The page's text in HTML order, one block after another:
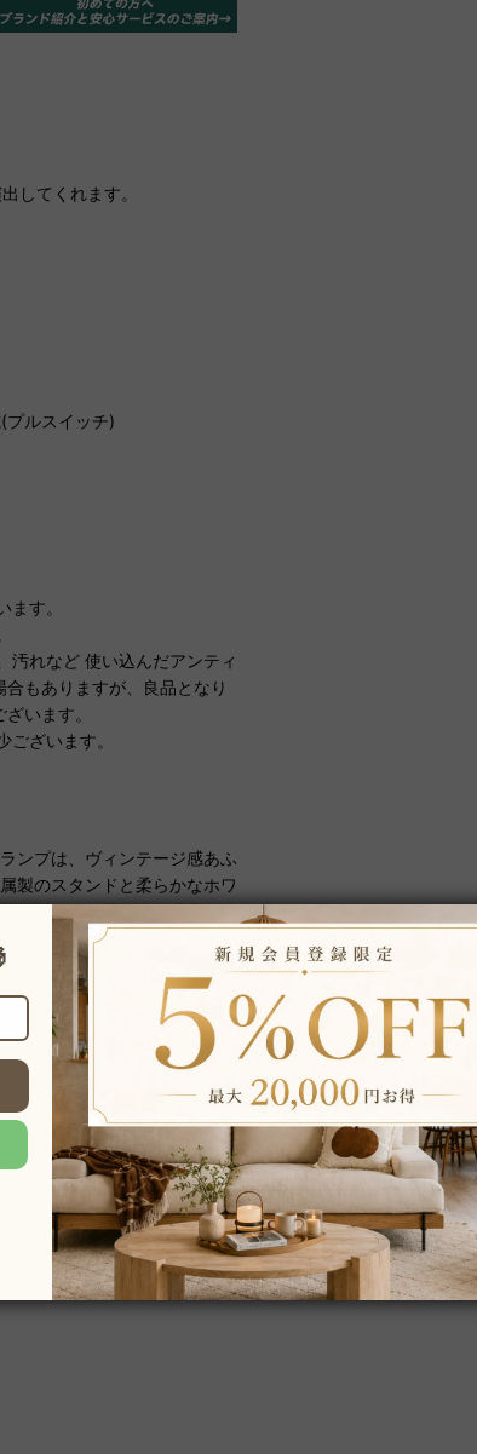
してくれます。
プルスイッチ)
す。
汚れなど 使い込んだアンティ
もありますが、良品となり
います。
ざいます。
ンプは、ヴィンテージ感あふ
製のスタンドと柔らかなホワ
レガントな雰囲気を演出しま
らカップル、ファミリーまで
空間にも自然に溶け込みま
が施されており、クラシック
トカラーで、優れた品質とデ
です。また、お急ぎ便対応商
されているため、ご自身での
り、安心してご利用いただけ
商品です。